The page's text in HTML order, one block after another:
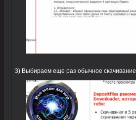
3) Выбираем еще раз обычное скачивание